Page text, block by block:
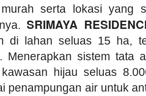
serta lokasi yang
SRIMAYA
di lahan seluas 15 ha,
Menerapkan sistem tata
hijau seluas
penampungan air untuk